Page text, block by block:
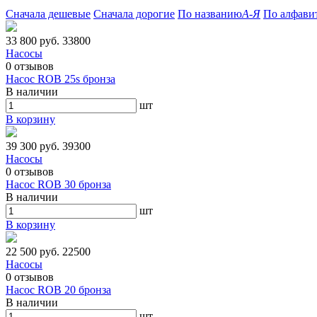
Сначала дешевые Сначала дорогие По названиюА-Я По
33 800 руб. 33800
Насосы
0 отзывов
Насос ROB 25s бронза
В наличии
шт
В корзину
39 300 руб. 39300
Насосы
0 отзывов
Насос ROB 30 бронза
В наличии
шт
В корзину
22 500 руб. 22500
Насосы
0 отзывов
Насос ROB 20 бронза
В наличии